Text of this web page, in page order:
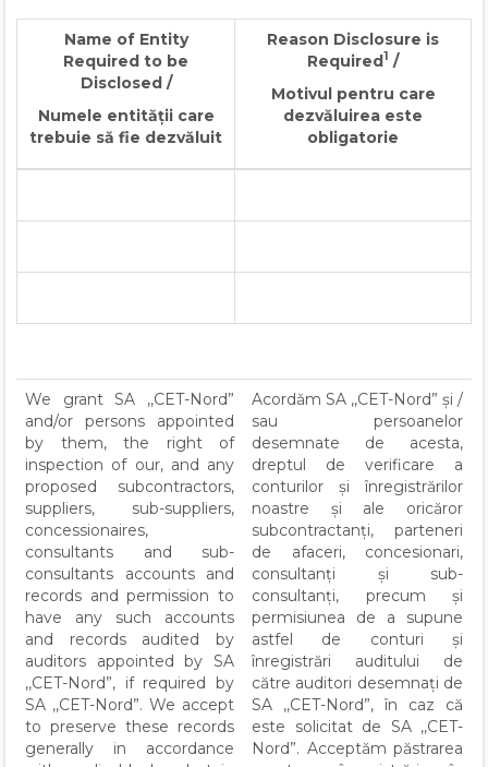
Name of Entity
Required to be
Disclosed /
Numele entității care
trebuie să fie dezvăluit
Reason Disclosure is
Required1 /
Motivul pentru care
dezvăluirea este
obligatorie
We grant SA ,,CET-Nord”
and/or persons appointed
by them, the right of
inspection of our, and any
proposed subcontractors,
suppliers, sub-suppliers,
concessionaires,
consultants and sub-
consultants accounts and
records and permission to
have any such accounts
and records audited by
auditors appointed by SA
,,CET-Nord”, if required by
SA ,,CET-Nord”. We accept
to preserve these records
generally in accordance
Acordăm SA ,,CET-Nord” și /
sau persoanelor
desemnate de acesta,
dreptul de verificare a
conturilor și înregistrărilor
noastre și ale oricăror
subcontractanți, parteneri
de afaceri, concesionari,
consultanți și sub-
consultanți, precum și
permisiunea de a supune
astfel de conturi și
înregistrări auditului de
către auditori desemnați de
SA ,,CET-Nord”, în caz că
este solicitat de SA ,,CET-
Nord”. Acceptăm păstrarea